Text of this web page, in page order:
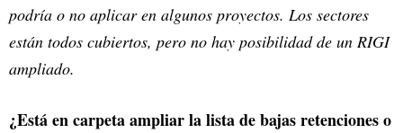
podría o no aplicar en algunos proyectos. Los sectores
están todos cubiertos, pero no hay posibilidad de un RIGI
ampliado.
¿Está en carpeta ampliar la lista de bajas retenciones o